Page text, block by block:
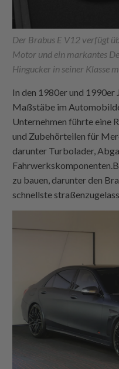
Der Brabus E V12 verfügt
Motor und ein markantes
Hingucker in seiner Klasse
In den 1980er und
Maßstäbe im
Unternehmen führte eine
und Zubehörteilen für
darunter Turbolader,
zu bauen, darunter den
schnellste